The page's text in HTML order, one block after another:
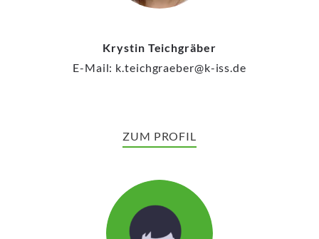
Krystin Teichgräber
E-Mail: k.teichgraeber@k-iss.de
ZUM PROFIL